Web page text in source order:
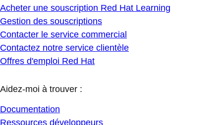
Acheter une souscription Red Hat Learning
Gestion des souscriptions
Contacter le service commercial
Contactez notre service clientèle
Offres d'emploi Red Hat
Aidez-moi à trouver :
Documentation
Ressources développeurs